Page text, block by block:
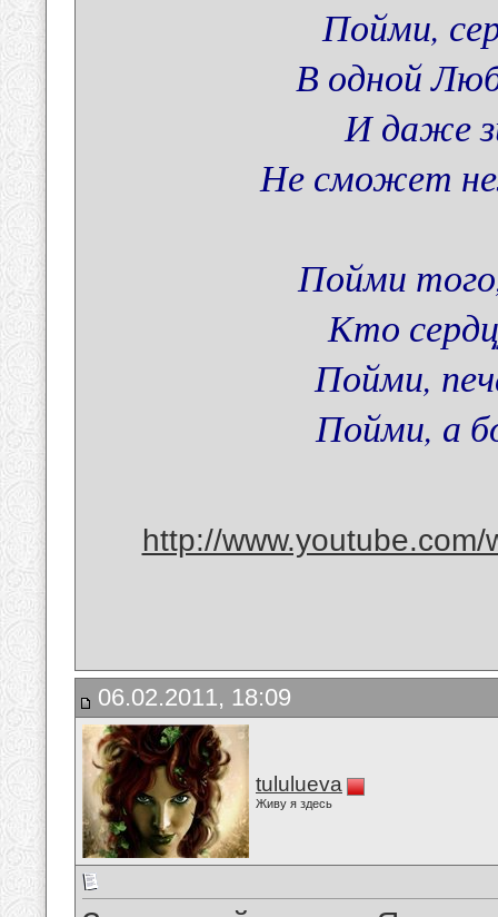
Пойми,
В одной
И даже
Не сможет
Пойми
Кто
Пойми,
Пойми, а
http://
06.02.2011, 18:09
tululueva
Живу я здесь